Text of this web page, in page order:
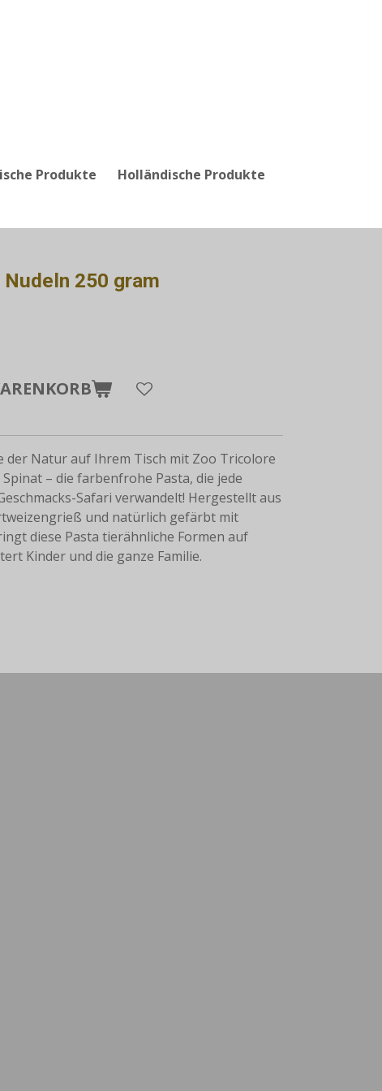
Produkte
Holländische Produkte
250 gram
der Natur auf Ihrem Tisch mit Zoo Tricolore
– die farbenfrohe Pasta, die jede
Safari verwandelt! Hergestellt aus
und natürlich gefärbt mit
diese Pasta tierähnliche Formen auf
Kinder und die ganze Familie.